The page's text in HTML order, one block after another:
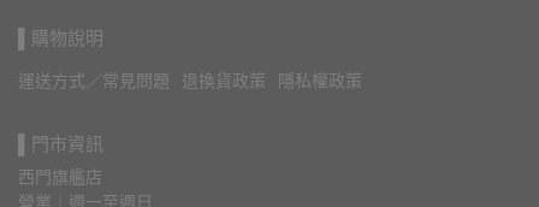
▌購物說明
運送方式／常見問題 退換貨政策 隱私權政策
▌門市資訊
西門旗艦店